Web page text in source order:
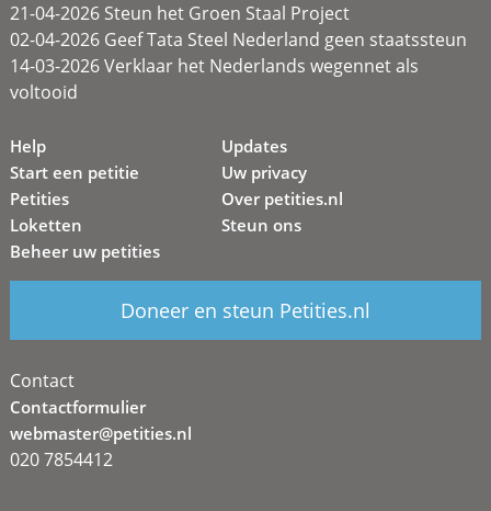
21-04-2026 Steun het Groen Staal Project
02-04-2026 Geef Tata Steel Nederland geen staatssteun
14-03-2026 Verklaar het Nederlands wegennet als
voltooid
Help
Start een petitie
Petities
Loketten
Beheer uw petities
Updates
Uw privacy
Over petities.nl
Steun ons
Doneer en steun Petities.nl
Contact
Contactformulier
webmaster@petities.nl
020 7854412